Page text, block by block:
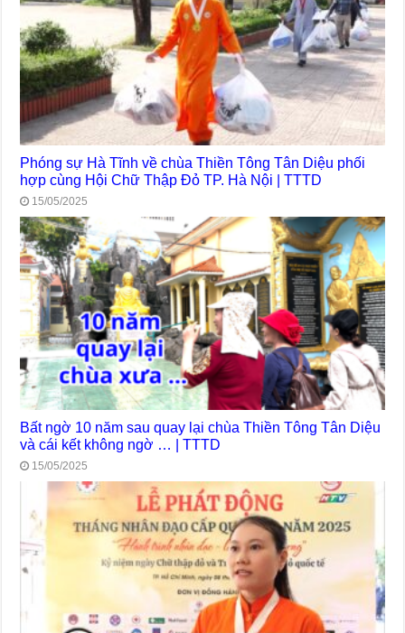
Phóng sự Hà Tĩnh về chùa Thiền Tông Tân Diệu phối
hợp cùng Hội Chữ Thập Đỏ TP. Hà Nội | TTTD
15/05/2025
Bất ngờ 10 năm sau quay lại chùa Thiền Tông Tân Diệu
và cái kết không ngờ … | TTTD
15/05/2025